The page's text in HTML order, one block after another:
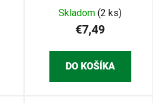
Skladom (2 ks)
€7,49
DO KOŠÍKA